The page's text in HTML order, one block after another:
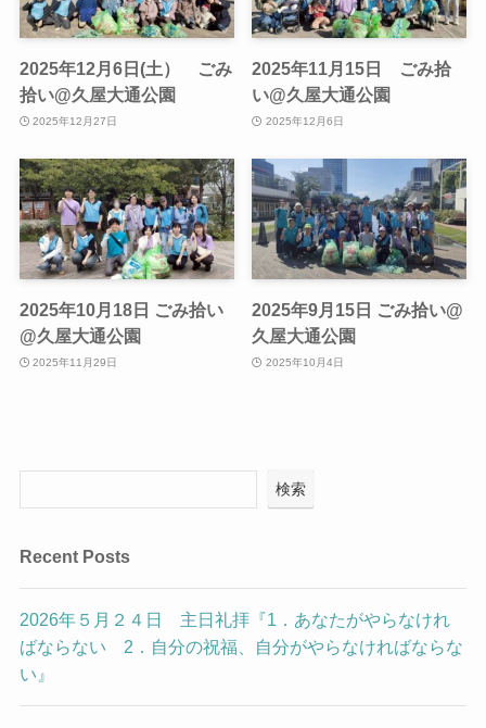
2025年12月6日(土） ごみ
拾い@久屋大通公園
2025年12月27日
2025年11月15日 ごみ拾
い@久屋大通公園
2025年12月6日
2025年10月18日 ごみ拾い
@久屋大通公園
2025年11月29日
2025年9月15日 ごみ拾い@
久屋大通公園
2025年10月4日
検索
Recent Posts
2026年５月２４日 主日礼拝『1．あなたがやらなけれ
ばならない 2．自分の祝福、自分がやらなければならな
い』